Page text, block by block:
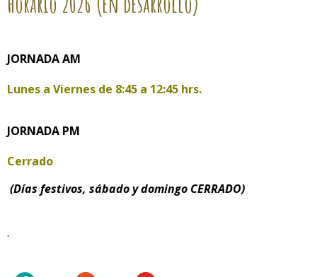
JORNADA AM
Lunes a Viernes de 8:45 a 12:45 hrs.
JORNADA PM
Cerrado
(Días festivos, sábado y domingo CERRADO)
.